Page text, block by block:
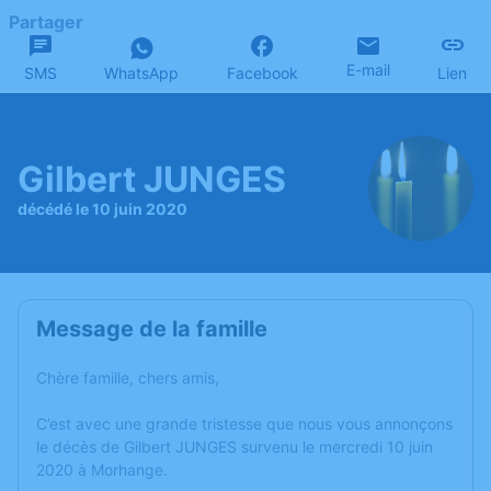
Partager
SMS WhatsApp Facebook E-mail Lien
Gilbert JUNGES
décédé le 10 juin 2020
Message de la famille
Chère famille, chers amis,
C’est avec une grande tristesse que nous vous annonçons
le décès de Gilbert JUNGES survenu le mercredi 10 juin
2020 à Morhange.